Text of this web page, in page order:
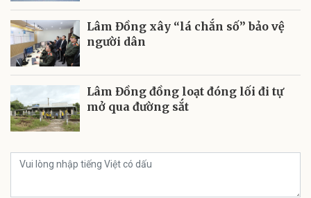
Lâm Đồng xây “lá chắn số” bảo vệ
người dân
Lâm Đồng đồng loạt đóng lối đi tự
mở qua đường sắt